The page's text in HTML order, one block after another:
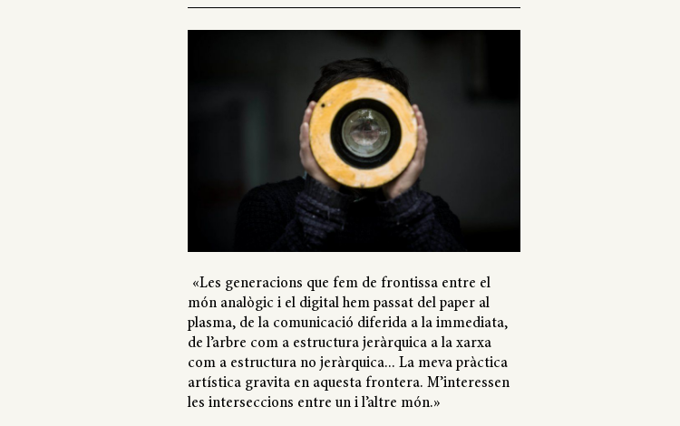
«Les generacions que fem de frontissa entre el
món analògic i el digital hem passat del paper al
plasma, de la comunicació diferida a la immediata,
de l’arbre com a estructura jeràrquica a la xarxa
com a estructura no jeràrquica... La meva pràctica
artística gravita en aquesta frontera. M’interessen
les interseccions entre un i l’altre món.»